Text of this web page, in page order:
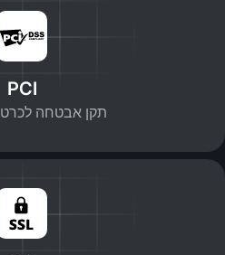
PCI
תקן אבטחה